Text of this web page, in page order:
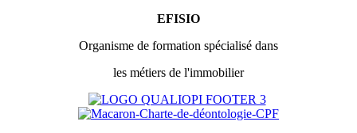
EFISIO
Organisme de formation spécialisé dans
les métiers de l'immobilier